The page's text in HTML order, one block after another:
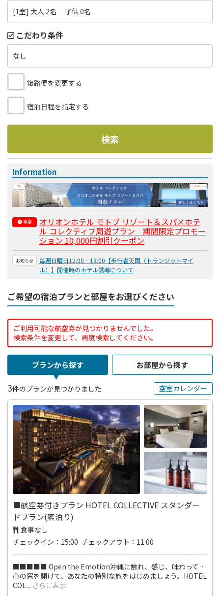
[1室] 大人 2名 子供 0名
こだわり条件
なし
復路便を変更する
宿泊日程を指定する
検索
Information
重要 オリオンホテル モトブ リゾート＆スパ×ホテ
ル コレクティブ周遊プラン 期間限定プロモー
ション 10,000円割引クーポン
お知らせ
毎週日曜日12:00‐18:00【歩行者天国（トランジットマイ
ル）】開催時のホテル誘導について
ご希望の宿泊プランと部屋をお選びください
ご利用可能な航空券が見つかりませんでした。
検索条件を変更して、再度検索してください。
プランから探す お部屋から探す
3件のプランが見つかりました 空室カレンダー
■航空券付きプラン HOTEL COLLECTIVE スタンダー
ドプラン(素泊り)
食事なし
チェックイン：15:00 チェックアウト：11:00
■■■■■ Open the Emotion沖縄に触れ、感じ、味わって…
心の窓を開けて、あなたの特別な旅をはじめましょう。HOTEL
COL... さらに表示